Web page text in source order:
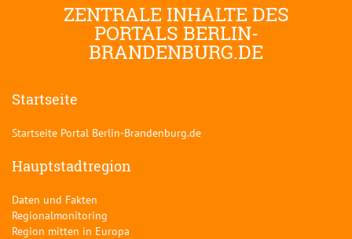
ZENTRALE INHALTE DES
PORTALS BERLIN-
BRANDENBURG.DE
Startseite
Startseite Portal Berlin-Brandenburg.de
Hauptstadtregion
Daten und Fakten
Regionalmonitoring
Region mitten in Europa